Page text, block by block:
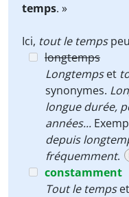
temps. »
Ici, tout le temps
longtemps
Longtempset
synonymes.
longue durée,
années...
depuis
fréquemment.
constamment
Tout le tempset